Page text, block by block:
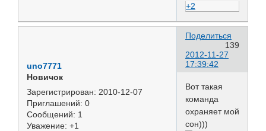
+2
Поделиться
139
2012-11-27
17:39:42
uno7771
Новичок
Зарегистрирован: 2010-12-07
Приглашений: 0
Сообщений: 1
Уважение: +1
Вот такая
команда
охраняет мой
сон)))